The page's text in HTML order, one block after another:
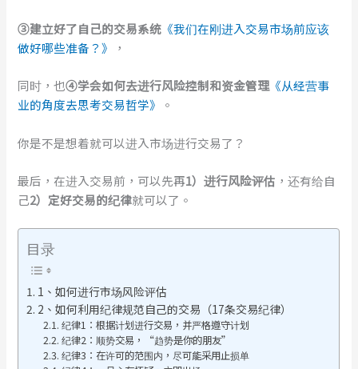
③建立好了自己的交易系统 《我们在刚进入交易市场前应该
做好哪些准备？》
，
同时，也④学会如何去进行风险控制和资金管理《从经营事
业的角度去思考交易哲学》
。
你是不是想着就可以进入市场进行交易了？
最后，在进入交易前，可以先再1）进行风险评估 ，还有给自
己2）定好交易的纪律就可以了。
目录
1、如何进行市场风险评估
2、如何利用纪律规范自己的交易（17条交易纪律）
纪律1：根据计划进行交易，并严格遵守计划
纪律2：顺势交易，“趋势是你的朋友”
纪律3：在许可的范围内，尽可能采用止损单